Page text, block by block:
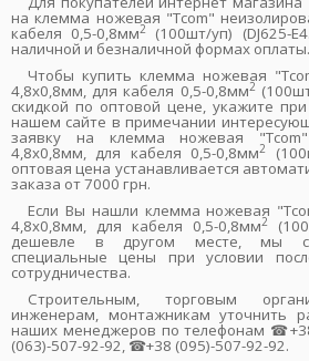
на клемма ножевая "Tcom"
кабеля 0,5-0,8мм2 (100шт/уп) (DJ625-
наличной и безналичной формах оплаты.
Чтобы купить клемма ножевая
4,8х0,8мм, для кабеля 0,5-0,8мм2
скидкой по оптовой цене, укажите
нашем сайте в примечании
заявку на клемма ножевая "Tcom"
4,8х0,8мм, для кабеля 0,5-0,8мм2
оптовая цена устанавливается
заказа от 7000 грн.
Если Вы нашли клемма ножевая
4,8х0,8мм, для кабеля 0,5-0,8мм2
дешевле в другом месте, мы
специальные цены при условии
сотрудничества.
Строительным, торговым
инженерам, монтажникам уточнить
наших менеджеров по телефонам
(063)-507-92-92, ☎+38 (095)-507-92-92.